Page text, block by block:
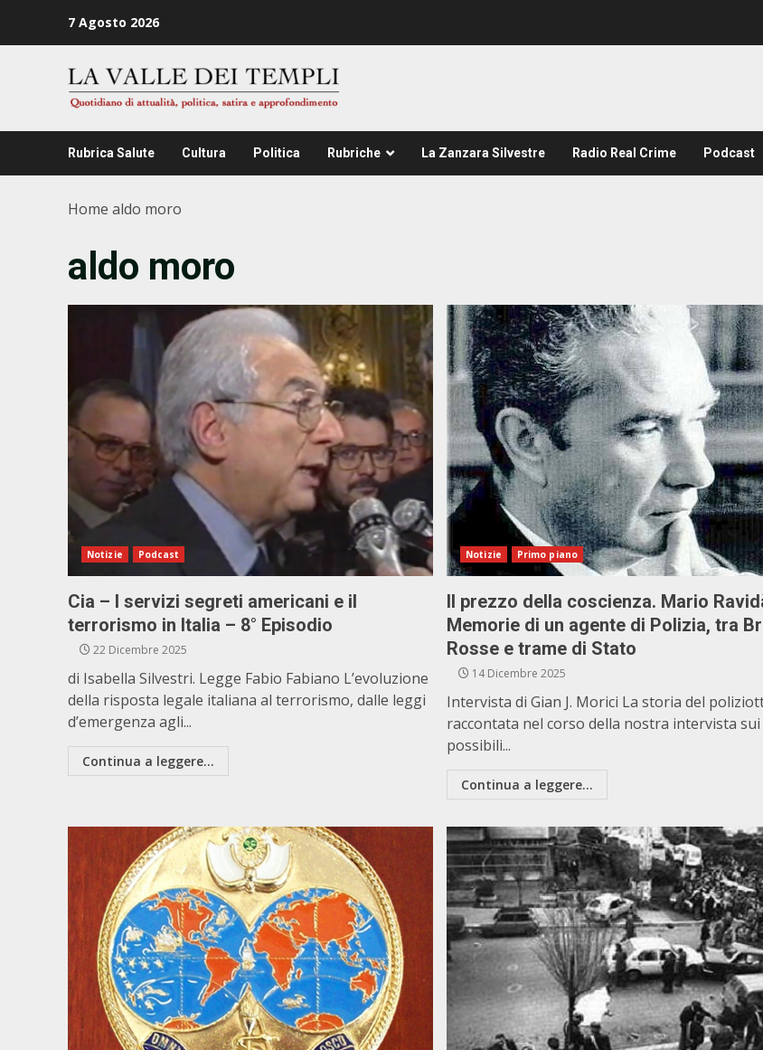
7 Agosto 2026
Rubrica Salute Cultura Politica Rubriche La Zanzara Silvestre Radio Real Crime Podcast
Home aldo moro
aldo moro
Notizie Podcast
Cia – I servizi segreti americani e il
terrorismo in Italia – 8° Episodio
22 Dicembre 2025
di Isabella Silvestri. Legge Fabio Fabiano L’evoluzione
della risposta legale italiana al terrorismo, dalle leggi
d’emergenza agli...
Continua a leggere...
Notizie Primo piano
Il prezzo della coscienza. Mario
Memorie di un agente di Polizia, tra
Rosse e trame di Stato
14 Dicembre 2025
Intervista di Gian J. Morici La storia del
raccontata nel corso della nostra intervista sui
possibili...
Continua a leggere...